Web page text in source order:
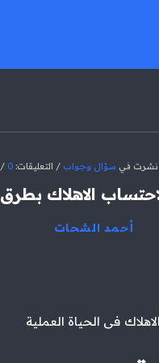
نشرت في سؤال وجواب التعليقات:0
أحمد الشحات
فى الحياة العملية